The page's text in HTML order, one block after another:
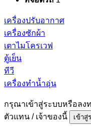
เครื่องปรับอากาศ
เครื่องซักผ้า
เตาไมโครเวฟ
ตู้เย็น
ทีวี
เครื่องทำน้ำอุ่น
กรุณาเข้าสู่ระบบหรือลง
ตัวแทน / เจ้าของนี้
เข้าสู่